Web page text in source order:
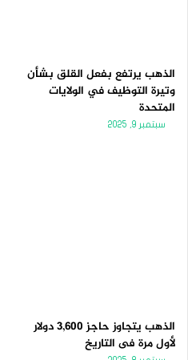
الذهب يرتفع بفعل القلق بشأن
وتيرة التوظيف في الولايات
المتحدة
سبتمبر 9, 2025
الذهب يتجاوز حاجز 3,600 دولار
لأول مرة فى التاريخ